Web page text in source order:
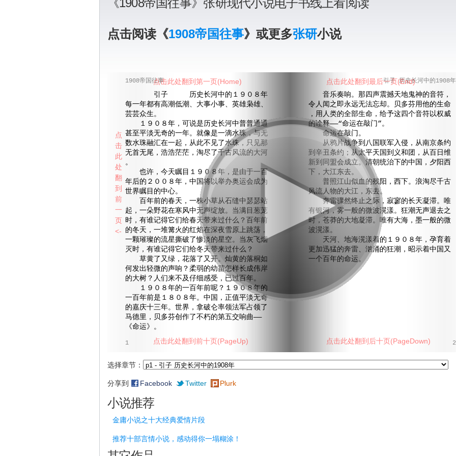
《1908帝国往事》张研现代小说电子书线上看阅读
点击阅读《1908帝国往事》或更多张研小说
1908帝国往事 引子 历史长河中的1908年
引子 历史长河中的１９０８年
每一年都有高潮低潮、大事小事、英雄枭雄、
芸芸众生。
１９０８年，可说是历史长河中普普通通
甚至平淡无奇的一年。就像是一滴水珠，与无
数水珠融汇在一起，从此不见了水珠，只见那
无首无尾，浩浩茫茫，淘尽了千古风流的大河
。
也许，今天瞩目１９０８年，是由于一百
年后的２００８年，中国将以举办奥运会成为
世界瞩目的中心。
百年前的春天，一株小草从石缝中瑟瑟站
起，一朵野花在寒风中无声绽放。当满目葱茏
时，有谁记得它们给春天带来过什么？百年前
的冬天，一堆篝火的红焰在深夜雪原上跳荡，
一颗璀璨的流星撕破了惨淡的星空。当灰飞烟
灭时，有谁记得它们给冬天带来过什么？
草黄了又绿，花落了又开。灿黄的落桐如
何发出轻微的声响？柔弱的幼苗怎样长成伟岸
的大树？人们来不及仔细感受，已过百年。
１９０８年的一百年前呢？１９０８年的
一百年前是１８０８年。中国，正值平淡无奇
的嘉庆十三年。世界，拿破仑率领法军占领了
马德里，贝多芬创作了不朽的第五交响曲——
《命运》。
音乐奏响。那四声震撼天地鬼神的音符，
令人闻之即永远无法忘却。贝多芬用他的生命
，用人类的全部生命，给予这四个音符以权威
的诠释——“命运在敲门”。
命运在敲门。
从鸦片战争到八国联军入侵，从南京条约
到辛丑条约；从太平天国到义和团，从百日维
新到同盟会成立。清朝统治下的中国，夕阳西
下，大江东去。
普照江山似血的残阳，西下。浪淘尽千古
风流人物的大江，东去。
奔雷骤然终止之际，寂寥的长天凝滞。唯
有银河，雾一般的微波滉漾。狂潮无声退去之
时，苍莽的大地凝滞。唯有大海，墨一般的微
波滉漾。
天河、地海滉漾着的１９０８年，孕育着
更加迅猛的奔雷、汹涌的狂潮，昭示着中国又
一个百年的命运。
1 2
选择章节：
分享到 Facebook Twitter Plurk
点击此处翻到第一页(Home) 点击此处翻到最后一页(End)
点击此处翻到前十页(PageUp) 点击此处翻到后十页(PageDown)
点
击
此
处
翻
到
前
一
页
<-
小说推荐
金庸小说之十大经典爱情片段
推荐十部言情小说，感动得你一塌糊涂！